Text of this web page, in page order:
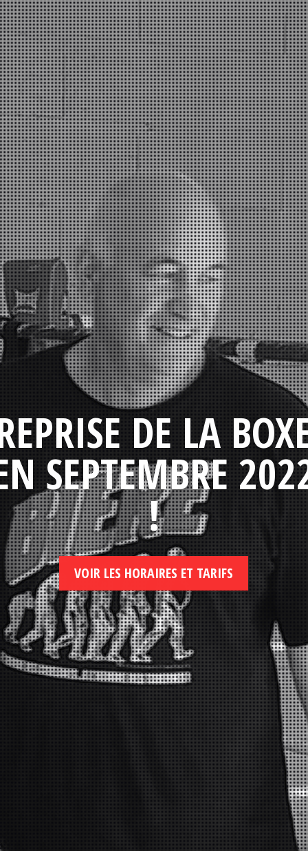
DE LA
SEPTEMBRE
!
VOIR LES HORAIRES ET TARIFS